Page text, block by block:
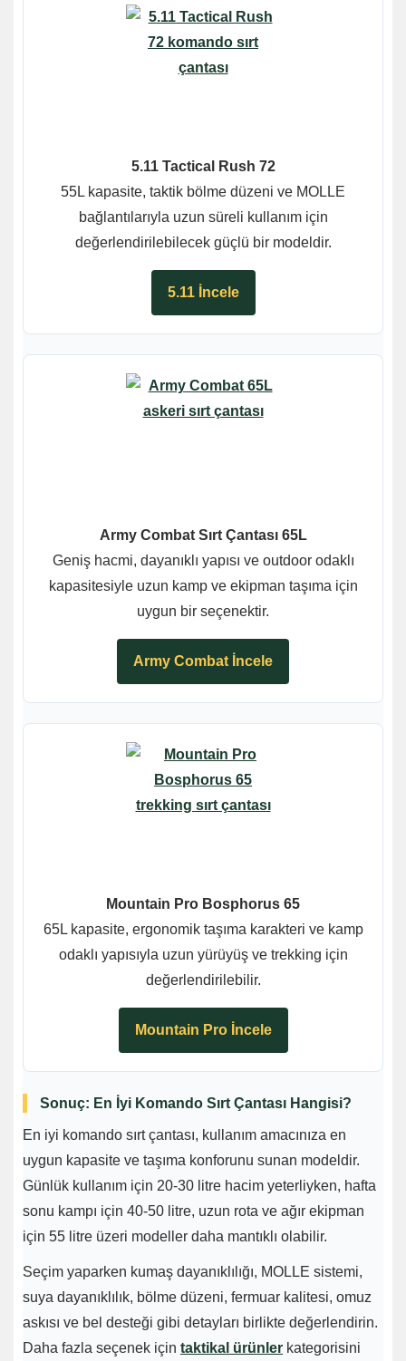
5.11 Tactical Rush 72
55L kapasite, taktik bölme düzeni ve MOLLE
bağlantılarıyla uzun süreli kullanım için
değerlendirilebilecek güçlü bir modeldir.
5.11 İncele
Army Combat Sırt Çantası 65L
Geniş hacmi, dayanıklı yapısı ve outdoor odaklı
kapasitesiyle uzun kamp ve ekipman taşıma için
uygun bir seçenektir.
Army Combat İncele
Mountain Pro Bosphorus 65
65L kapasite, ergonomik taşıma karakteri ve kamp
odaklı yapısıyla uzun yürüyüş ve trekking için
değerlendirilebilir.
Mountain Pro İncele
Sonuç: En İyi Komando Sırt Çantası Hangisi?
En iyi komando sırt çantası, kullanım amacınıza en
uygun kapasite ve taşıma konforunu sunan modeldir.
Günlük kullanım için 20-30 litre hacim yeterliyken, hafta
sonu kampı için 40-50 litre, uzun rota ve ağır ekipman
için 55 litre üzeri modeller daha mantıklı olabilir.
Seçim yaparken kumaş dayanıklılığı, MOLLE sistemi,
suya dayanıklılık, bölme düzeni, fermuar kalitesi, omuz
askısı ve bel desteği gibi detayları birlikte değerlendirin.
Daha fazla seçenek için taktikal ürünler kategorisini